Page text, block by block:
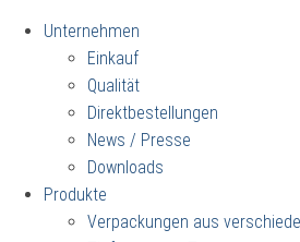
Unternehmen
Einkauf
Qualität
Direktbestellungen
News / Presse
Downloads
Produkte
Verpackungen aus